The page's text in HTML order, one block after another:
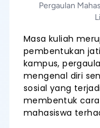
Pergaulan
Masa kuliah
pembentukan
kampus,
mengenal diri
sosial yang
membentuk
mahasiswa